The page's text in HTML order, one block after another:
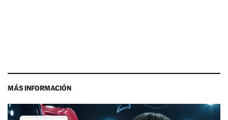
MÁS INFORMACIÓN